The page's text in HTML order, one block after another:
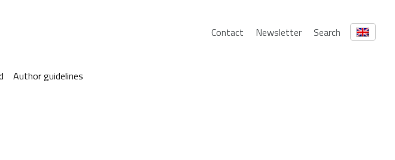
Contact Newsletter Search
Author guidelines